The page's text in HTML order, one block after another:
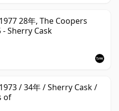
28年, The Coopers
- Sherry Cask
/ 34年 / Sherry Cask /
of